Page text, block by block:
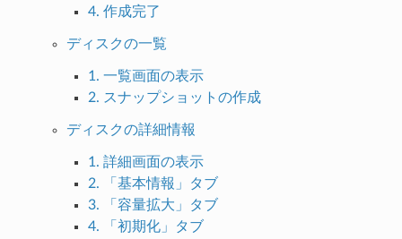
4. 作成完了
ディスクの一覧
1. 一覧画面の表示
2. スナップショットの作成
ディスクの詳細情報
1. 詳細画面の表示
2. 「基本情報」タブ
3. 「容量拡大」タブ
4. 「初期化」タブ